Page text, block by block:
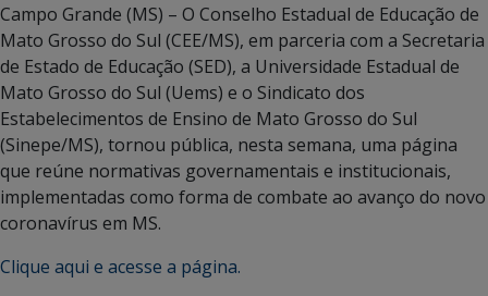
Campo Grande (MS) – O Conselho Estadual de Educação de
Mato Grosso do Sul (CEE/MS), em parceria com a Secretaria
de Estado de Educação (SED), a Universidade Estadual de
Mato Grosso do Sul (Uems) e o Sindicato dos
Estabelecimentos de Ensino de Mato Grosso do Sul
(Sinepe/MS), tornou pública, nesta semana, uma página
que reúne normativas governamentais e institucionais,
implementadas como forma de combate ao avanço do novo
coronavírus em MS.
Clique aqui e acesse a página.